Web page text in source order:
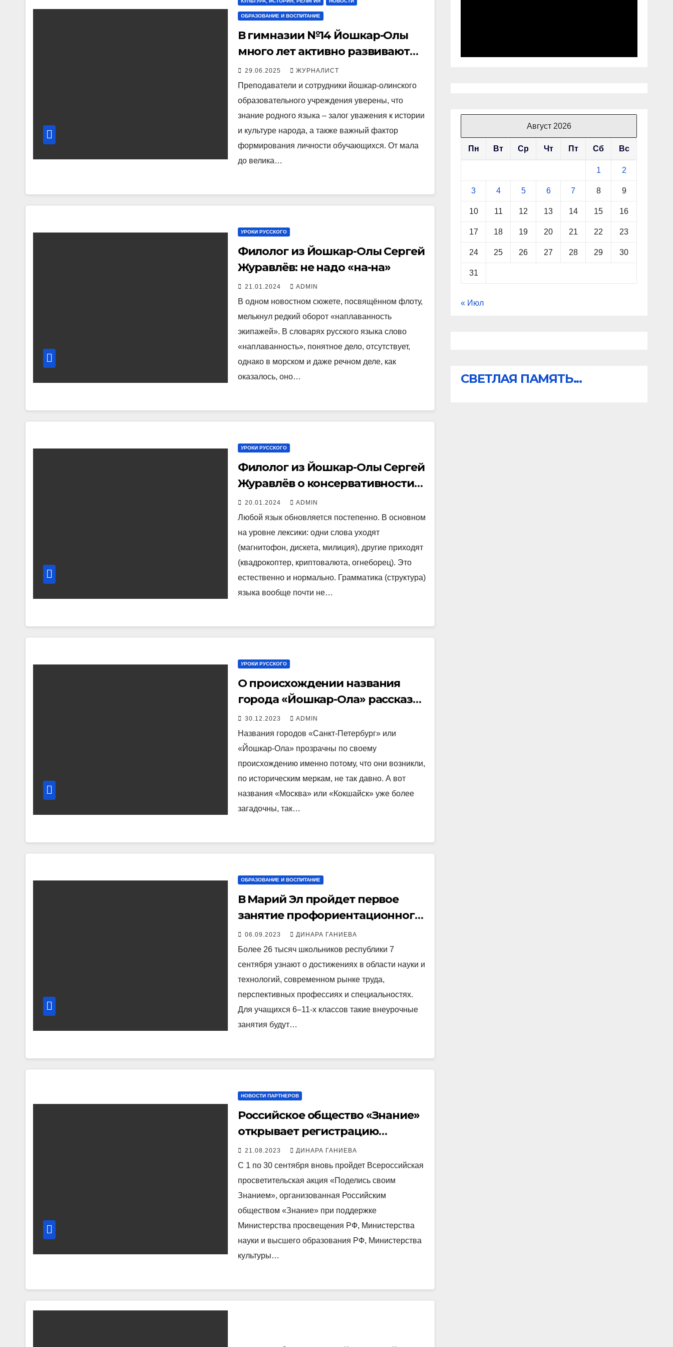
ОБРАЗОВАНИЕ И ВОСПИТАНИЕ
В гимназии №14 Йошкар-Олы
много лет активно развивают
этнокультурное направление
29.06.2025 ЖУРНАЛИСТ
Преподаватели и сотрудники йошкар-олинского
образовательного учреждения уверены, что
знание родного языка – залог уважения к истории
и культуре народа, а также важный фактор
формирования личности обучающихся. От мала
до велика…
УРОКИ РУССКОГО
Филолог из Йошкар-Олы Сергей
Журавлёв: не надо «на-на»
21.01.2024 ADMIN
В одном новостном сюжете, посвящённом флоту,
мелькнул редкий оборот «наплаванность
экипажей». В словарях русского языка слово
«наплаванность», понятное дело, отсутствует,
однако в морском и даже речном деле, как
оказалось, оно…
УРОКИ РУССКОГО
Филолог из Йошкар-Олы Сергей
Журавлёв о консервативности
грамматики языка
20.01.2024 ADMIN
Любой язык обновляется постепенно. В основном
на уровне лексики: одни слова уходят
(магнитофон, дискета, милиция), другие приходят
(квадрокоптер, криптовалюта, огнеборец). Это
естественно и нормально. Грамматика (структура)
языка вообще почти не…
УРОКИ РУССКОГО
О происхождении названия
города «Йошкар-Ола» рассказал
филолог Сергей Журавлёв
30.12.2023 ADMIN
Названия городов «Санкт-Петербург» или
«Йошкар-Ола» прозрачны по своему
происхождению именно потому, что они возникли,
по историческим меркам, не так давно. А вот
названия «Москва» или «Кокшайск» уже более
загадочны, так…
ОБРАЗОВАНИЕ И ВОСПИТАНИЕ
В Марий Эл пройдет первое
занятие профориентационного
курса «Россия – мои горизонты»
06.09.2023 ДИНАРА ГАНИЕВА
Более 26 тысяч школьников республики 7
сентября узнают о достижениях в области науки и
технологий, современном рынке труда,
перспективных профессиях и специальностях.
Для учащихся 6–11-х классов такие внеурочные
занятия будут…
НОВОСТИ ПАРТНЕРОВ
Российское общество «Знание»
открывает регистрацию
лекторов и площадок на
Всероссийскую
просветительскую акцию
«Поделись своим Знанием»
21.08.2023 ДИНАРА ГАНИЕВА
С 1 по 30 сентября вновь пройдет Всероссийская
просветительская акция «Поделись своим
Знанием», организованная Российским
обществом «Знание» при поддержке
Министерства просвещения РФ, Министерства
науки и высшего образования РФ, Министерства
культуры…
Август 2026
Пн Вт Ср Чт Пт Сб Вс
1 2
3 4 5 6 7 8 9
10 11 12 13 14 15 16
17 18 19 20 21 22 23
24 25 26 27 28 29 30
31
« Июл
СВЕТЛАЯ ПАМЯТЬ...